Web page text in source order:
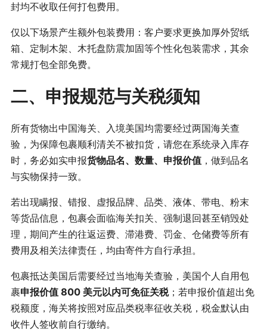
封均不收取任何打包费用。
仅以下场景产生额外包装费用：客户要求更换加厚外贸纸
箱、定制木架、木托盘防震加固等个性化包装需求，其余
常规打包全部免费。
二、申报规范与关税须知
所有货物出中国海关、入境美国均需要经过两国海关查
验，为保障包裹顺利清关不被扣货，请您在系统录入库存
时，务必如实申报货物品名、数量、申报价值 ，做到品名
与实物保持一致。
若出现瞒报、错报、虚报品牌、品类、液体、带电、粉末
等货品信息，包裹会面临海关扣关、强制退回甚至销毁处
理，期间产生的往返运费、滞港费、罚金、仓储费等所有
费用及相关法律责任，均由寄件方自行承担。
包裹抵达美国后需要经过当地海关查验，美国个人自用包
裹申报价值 800 美元以内可免征关税；若申报价值超出免
税额度，海关将按照对应品类税率征收关税，税金默认由
收件人签收前自行缴纳。